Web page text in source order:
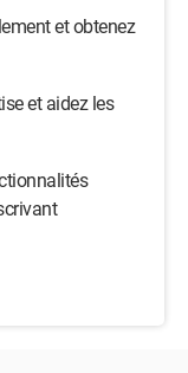
et obtenez
et aidez les